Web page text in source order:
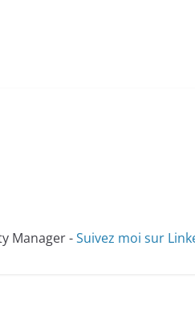
Manager -Suivez moi sur